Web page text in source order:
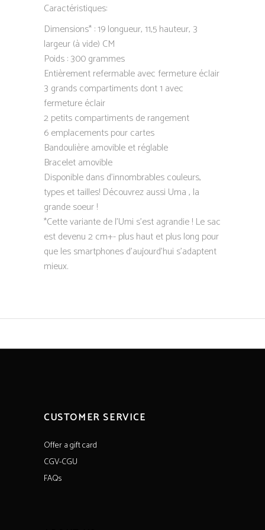
Caractéristiques:
Dimensions* : 19 longueur, 11,5 hauteur, 3
largeur (à vide) CM
Poids : 300 grammes
Entièrement refermable avec fermeture éclair
3 grands compartiments dont 1 avec
fermeture éclair
2 petits compartiments de rangement
6 emplacements pour cartes
Bandoulière amovible et réglable
Bracelet amovible
Disponible dans d’innombrables couleurs,
types et tailles! Découvrez aussi Uma , la
grande soeur !
*Cette variante de l’Umi s’est agrandie ! Le sac
est devenu 2 cm+- plus haut et plus long pour
que les smartphones d’aujourd’hui s’adaptent
mieux.
CUSTOMER SERVICE
Offer a gift card
CGV-CGU
FAQs